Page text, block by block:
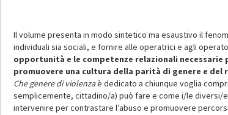
Il volume presenta in modo sintetico ma esaustivo il
individuali sia sociali, e fornire alle operatrici e agli
opportunità e le competenze relazionali necessarie
promuovere una cultura della parità di genere e
Che genere di violenzaè dedicato a chiunque voglia
semplicemente, cittadino/a) può fare e come i/le
intervenire per contrastare l’abuso e promuovere